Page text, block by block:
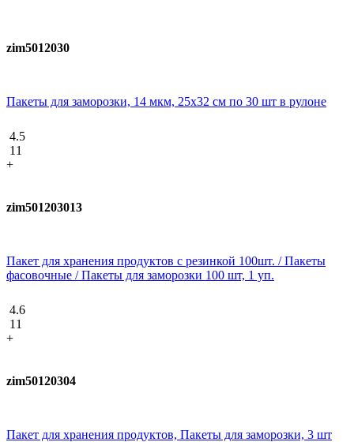
zim5012030
Пакеты для заморозки, 14 мкм, 25х32 см по 30 шт в рулоне
4.5
11
+
zim501203013
Пакет для хранения продуктов с резинкой 100шт. / Пакеты
фасовочные / Пакеты для заморозки 100 шт, 1 уп.
4.6
11
+
zim50120304
Пакет для хранения продуктов, Пакеты для заморозки, 3 шт